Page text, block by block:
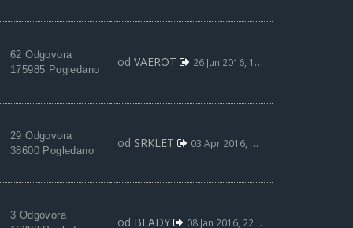
62 Odgovora
175985 Pogledano
od VAEROT 26 Jun 2016, 12:40
29 Odgovora
38600 Pogledano
od SRKLET 03 Apr 2016, 11:01
3 Odgovora
od BLADY 08 Jan 2016, 22:03